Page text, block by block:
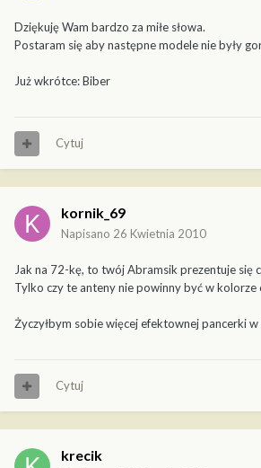
Dziękuję Wam bardzo za miłe słowa.
Postaram się aby następne modele nie były
Już wkrótce: Biber
Cytuj
kornik_69
Napisano 26 Kwietnia 2010
Jak na 72-kę, to twój Abramsik prezentuje się
Tylko czy te anteny nie powinny być w kolorze
Życzyłbym sobie więcej efektownej pancerki
Cytuj
krecik